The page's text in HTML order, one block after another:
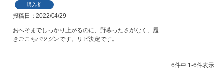
購入者
投稿日 2022/04/29
おへそまでしっかり上がるのに、野暮ったさがなく、履
きごこちバツグンです。リピ決定です。
6件中 1-6件表示